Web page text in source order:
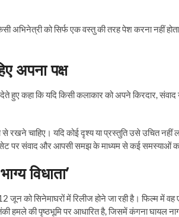
अभिनेत्री को सिर्फ एक वस्तु की तरह पेश करना नहीं
अपना पक्ष
हुए कहा कि यदि किसी कलाकार को अपने किरदार, संवाद
रखने चाहिए। यदि कोई दृश्य या प्रस्तुति उसे उचित नहीं
सेट पर संवाद और आपसी समझ के माध्यम से कई समस्याओं
विधाता’
जून को सिनेमाघरों में रिलीज होने जा रही है। फिल्म में वह
हमले की पृष्ठभूमि पर आधारित है, जिसमें कंगना घायल